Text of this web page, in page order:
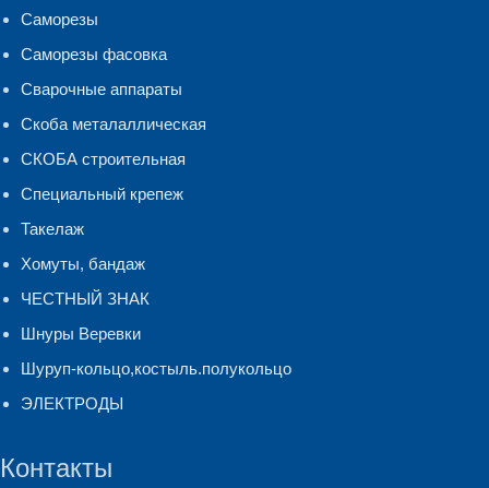
Саморезы
Саморезы фасовка
Сварочные аппараты
Скоба металаллическая
СКОБА строительная
Специальный крепеж
Такелаж
Хомуты, бандаж
ЧЕСТНЫЙ ЗНАК
Шнуры Веревки
Шуруп-кольцо,костыль.полукольцо
ЭЛЕКТРОДЫ
Контакты